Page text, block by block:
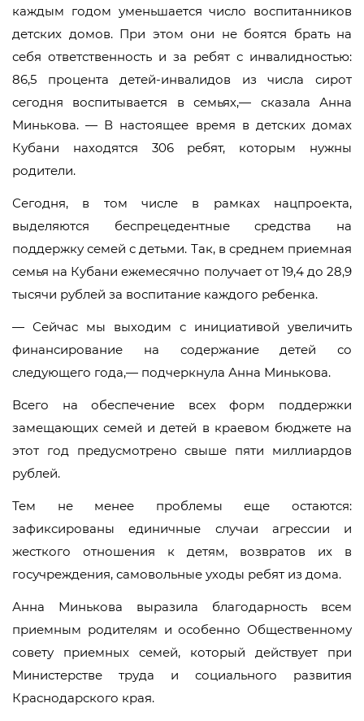
каждым годом уменьшается число воспитанников
детских домов. При этом они не боятся брать на
себя ответственность и за ребят с инвалидностью:
86,5 процента детей-инвалидов из числа сирот
сегодня воспитывается в семьях,— сказала Анна
Минькова. — В настоящее время в детских домах
Кубани находятся 306 ребят, которым нужны
родители.
Сегодня, в том числе в рамках нацпроекта,
выделяются беспрецедентные средства на
поддержку семей с детьми. Так, в среднем приемная
семья на Кубани ежемесячно получает от 19,4 до 28,9
тысячи рублей за воспитание каждого ребенка.
— Сейчас мы выходим с инициативой увеличить
финансирование на содержание детей со
следующего года,— подчеркнула Анна Минькова.
Всего на обеспечение всех форм поддержки
замещающих семей и детей в краевом бюджете на
этот год предусмотрено свыше пяти миллиардов
рублей.
Тем не менее проблемы еще остаются:
зафиксированы единичные случаи агрессии и
жесткого отношения к детям, возвратов их в
госучреждения, самовольные уходы ребят из дома.
Анна Минькова выразила благодарность всем
приемным родителям и особенно Общественному
совету приемных семей, который действует при
Министерстве труда и социального развития
Краснодарского края.